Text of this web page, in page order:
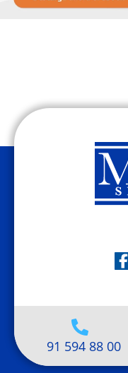
91 594 88 00